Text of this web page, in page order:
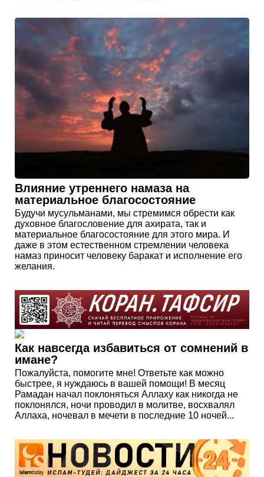
Влияние утреннего намаза на
материальное благосостояние
Будучи мусульманами, мы стремимся обрести как
духовное благословение для ахирата, так и
материальное благосостояние для этого мира. И
даже в этом естественном стремлении человека
намаз приносит человеку баракат и исполнение его
желания.
Как навсегда избавиться от сомнений в
имане?
Пожалуйста, помогите мне! Ответьте как можно
быстрее, я нуждаюсь в вашей помощи! В месяц
Рамадан начал поклоняться Аллаху как никогда не
поклонялся, ночи проводил в молитве, восхвалял
Аллаха, ночевал в мечети в последние 10 ночей...